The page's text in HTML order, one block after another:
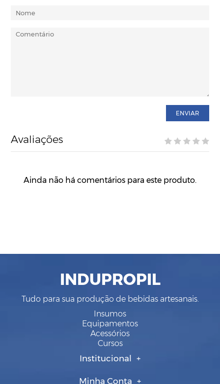
ENVIAR
Avaliações
Ainda não há comentários para este produto.
INDUPROPIL
Tudo para sua produção de bebidas artesanais.
Insumos
Equipamentos
Acessórios
Cursos
Institucional
Minha Conta